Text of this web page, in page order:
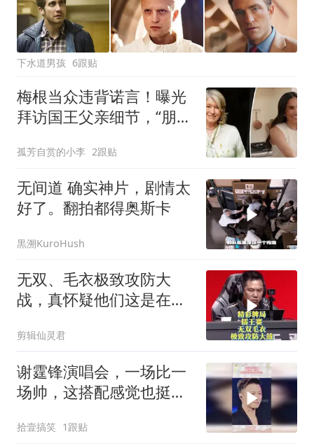
下水道男孩 6跟贴
梅根当众违背诺言！曝光
拜访国王父亲细节，“朋
孤芳自赏的小李 2跟贴
无间道 确实神片，剧情太
好了。翻拍都得奥斯卡
黒溯KuroHush
无双、毛衣极致攻防大
战，真怀疑他们这是在明
剪辑仙灵君
谢霆锋演唱会，一场比一
场帅，这搭配感觉也挺带
拾壹搞笑 1跟贴